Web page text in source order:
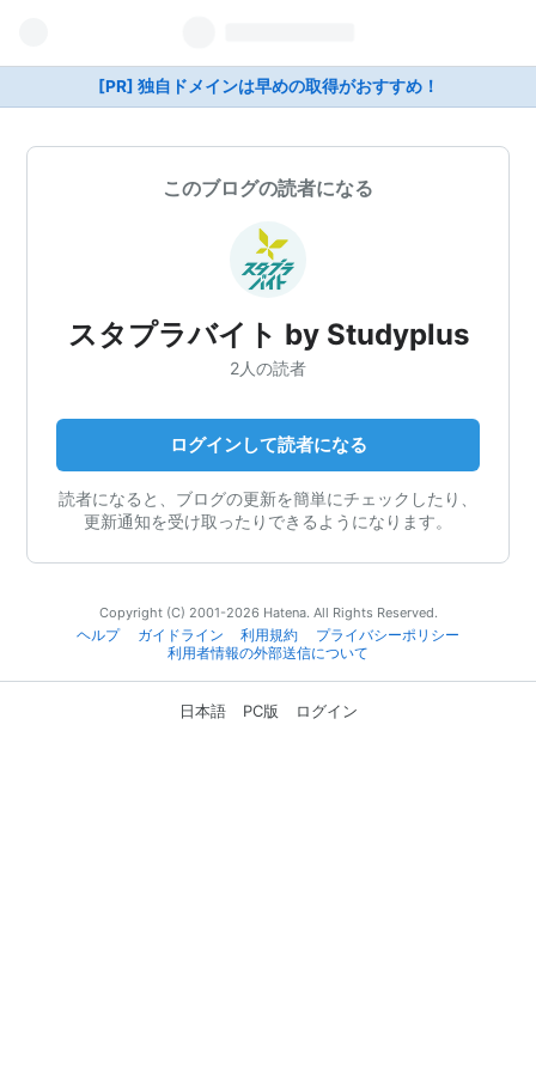
[PR] 独自ドメインは早めの取得がおすすめ！
このブログの読者になる
スタプラバイト by Studyplus
2人の読者
ログインして読者になる
読者になると、ブログの更新を簡単にチェックしたり、
更新通知を受け取ったりできるようになります。
Copyright (C) 2001-2026 Hatena. All Rights Reserved.
ヘルプ
ガイドライン 利用規約
プライバシーポリシー
利用者情報の外部送信について
日本語 PC版 ログイン